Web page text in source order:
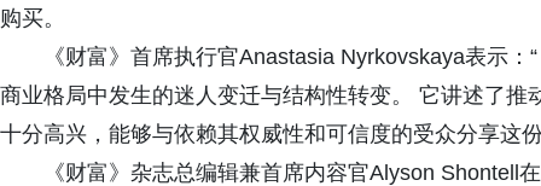
购买。
《财富》首席执行官Anastasia Nyrkovskaya表示
商业格局中发生的迷人变迁与结构性转变。 它讲述了
十分高兴，能够与依赖其权威性和可信度的受众分享这
《财富》杂志总编辑兼首席内容官Alyson Shontell